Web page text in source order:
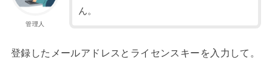
管理人
ん。
登録したメールアドレスとライセンスキーを入力して。